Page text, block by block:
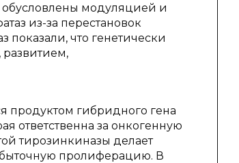
обусловлены модуляцией и
из-за перестановок
что генетически
продуктом гибридного гена
ответственна за онкогенную
тирозинкиназы делает
пролиферацию. В